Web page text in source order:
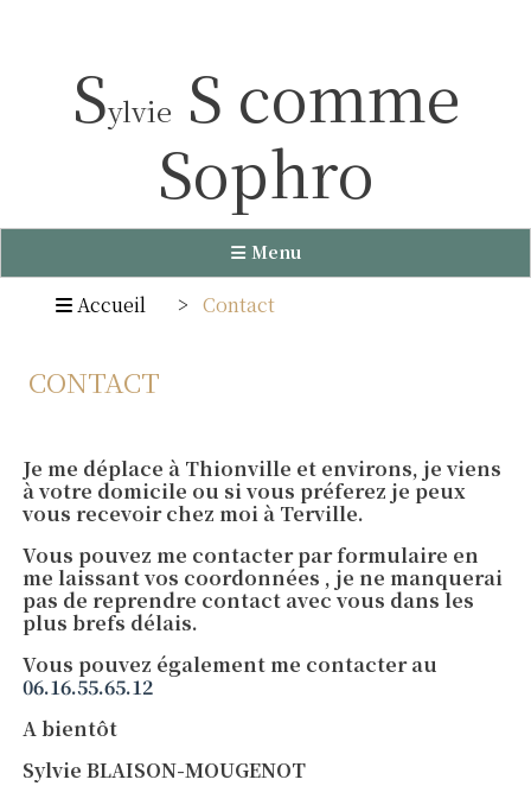
Sylvie S comme
Sophro
Menu
Accueil Contact
CONTACT
Je me déplace à Thionville et environs, je viens
à votre domicile ou si vous préferez je peux
vous recevoir chez moi à Terville.
Vous pouvez me contacter par formulaire en
me laissant vos coordonnées , je ne manquerai
pas de reprendre contact avec vous dans les
plus brefs délais.
Vous pouvez également me contacter au
06.16.55.65.12
A bientôt
Sylvie BLAISON-MOUGENOT